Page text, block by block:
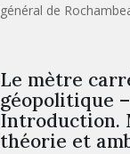
général de
Le mètre
géopolitique –
Introduction.
théorie et